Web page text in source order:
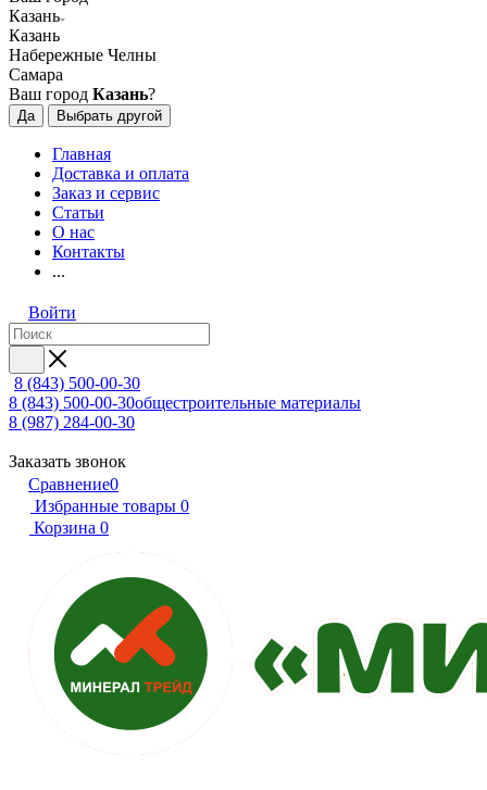
Казань
Казань
Набережные Челны
Самара
Ваш город Казань?
Да Выбрать другой
Главная
Доставка и оплата
Заказ и сервис
Статьи
О нас
Контакты
...
Войти
8 (843) 500-00-30
8 (843) 500-00-30общестроительные материалы
8 (987) 284-00-30
Заказать звонок
Сравнение0
Избранные товары 0
Корзина 0